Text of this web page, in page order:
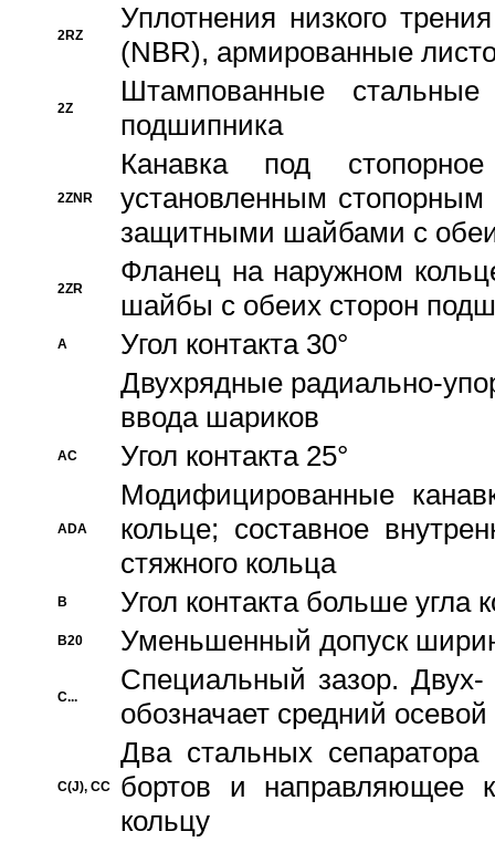
2RZ
Уплотнения низкого
(NBR), армированные
2Z
Штампованные
подшипника
2ZNR
Канавка под
установленным
защитными шайбами с
2ZR
Фланец на наружном
шайбы с обеих сторон
A
Угол контакта 30°
Двухрядные радиально-
ввода шариков
AC Угол контакта 25°
ADA
Модифицированные
кольце; составное
стяжного кольца
B Угол контакта больше угла
B20 Уменьшенный допуск
C...
Специальный зазор.
обозначает средний
C(J), CC
Два стальных сепаратора
бортов и направляющее
кольцу